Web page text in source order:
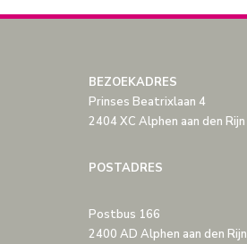
BEZOEKADRES
Prinses Beatrixlaan 4
2404 XC Alphen aan den Rijn
POSTADRES
Postbus 166
2400 AD Alphen aan den Rijn